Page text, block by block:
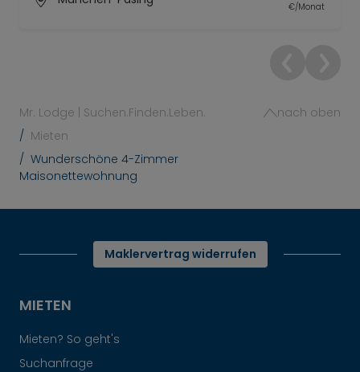
€/Monat
Mr. Lodge | Suchen.Finden.Leben.
Mieten
Wunderschöne 4-Zimmer
Maisonettewohnung
nach oben
Maklervertrag widerrufen
MIETEN
Mieten? So geht's
Suchanfrage